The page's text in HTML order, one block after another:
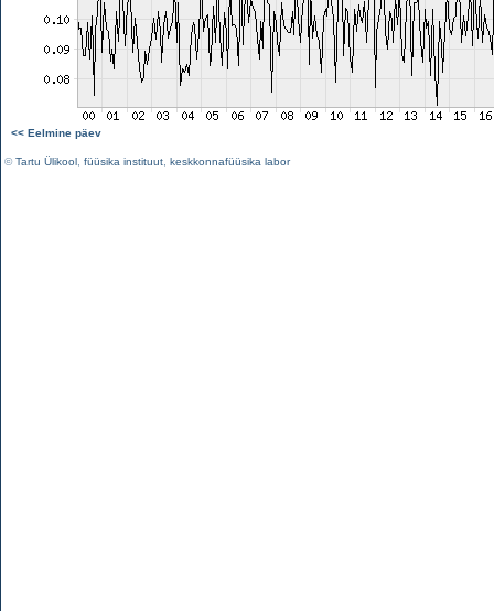
<< Eelmine päev
©Tartu Ülikool füüsika instituut keskkonnafüüsika labor